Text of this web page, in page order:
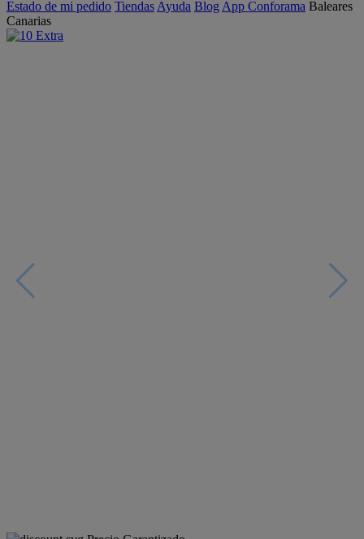
Estado de mi pedido Tiendas Ayuda Blog App Conforama Baleares
Canarias